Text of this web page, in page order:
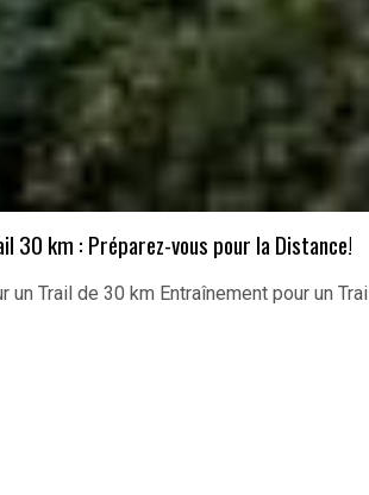
30 km : Préparez-vous pour la Distance!
un Trail de 30 km Entraînement pour un